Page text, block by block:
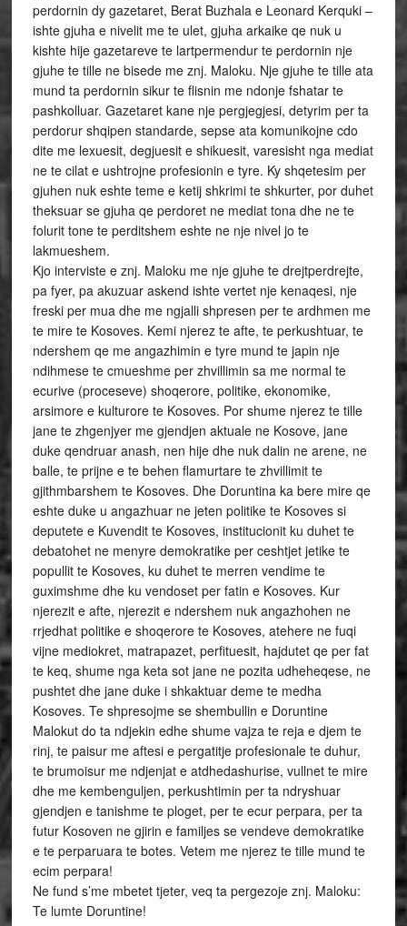
perdornin dy gazetaret, Berat Buzhala e Leonard Kerquki –
ishte gjuha e nivelit me te ulet, gjuha arkaike qe nuk u
kishte hije gazetareve te lartpermendur te perdornin nje
gjuhe te tille ne bisede me znj. Maloku. Nje gjuhe te tille ata
mund ta perdornin sikur te flisnin me ndonje fshatar te
pashkolluar. Gazetaret kane nje pergjegjesi, detyrim per ta
perdorur shqipen standarde, sepse ata komunikojne cdo
dite me lexuesit, degjuesit e shikuesit, varesisht nga mediat
ne te cilat e ushtrojne profesionin e tyre. Ky shqetesim per
gjuhen nuk eshte teme e ketij shkrimi te shkurter, por duhet
theksuar se gjuha qe perdoret ne mediat tona dhe ne te
folurit tone te perditshem eshte ne nje nivel jo te
lakmueshem.
Kjo interviste e znj. Maloku me nje gjuhe te drejtperdrejte,
pa fyer, pa akuzuar askend ishte vertet nje kenaqesi, nje
freski per mua dhe me ngjalli shpresen per te ardhmen me
te mire te Kosoves. Kemi njerez te afte, te perkushtuar, te
ndershem qe me angazhimin e tyre mund te japin nje
ndihmese te cmueshme per zhvillimin sa me normal te
ecurive (proceseve) shoqerore, politike, ekonomike,
arsimore e kulturore te Kosoves. Por shume njerez te tille
jane te zhgenjyer me gjendjen aktuale ne Kosove, jane
duke qendruar anash, nen hije dhe nuk dalin ne arene, ne
balle, te prijne e te behen flamurtare te zhvillimit te
gjithmbarshem te Kosoves. Dhe Doruntina ka bere mire qe
eshte duke u angazhuar ne jeten politike te Kosoves si
deputete e Kuvendit te Kosoves, institucionit ku duhet te
debatohet ne menyre demokratike per ceshtjet jetike te
popullit te Kosoves, ku duhet te merren vendime te
guximshme dhe ku vendoset per fatin e Kosoves. Kur
njerezit e afte, njerezit e ndershem nuk angazhohen ne
rrjedhat politike e shoqerore te Kosoves, atehere ne fuqi
vijne mediokret, matrapazet, perfituesit, hajdutet qe per fat
te keq, shume nga keta sot jane ne pozita udheheqese, ne
pushtet dhe jane duke i shkaktuar deme te medha
Kosoves. Te shpresojme se shembullin e Doruntine
Malokut do ta ndjekin edhe shume vajza te reja e djem te
rinj, te paisur me aftesi e pergatitje profesionale te duhur,
te brumoisur me ndjenjat e atdhedashurise, vullnet te mire
dhe me kembenguljen, perkushtimin per ta ndryshuar
gjendjen e tanishme te ploget, per te ecur perpara, per ta
futur Kosoven ne gjirin e familjes se vendeve demokratike
e te perparuara te botes. Vetem me njerez te tille mund te
ecim perpara!
Ne fund s’me mbetet tjeter, veq ta pergezoje znj. Maloku:
Te lumte Doruntine!